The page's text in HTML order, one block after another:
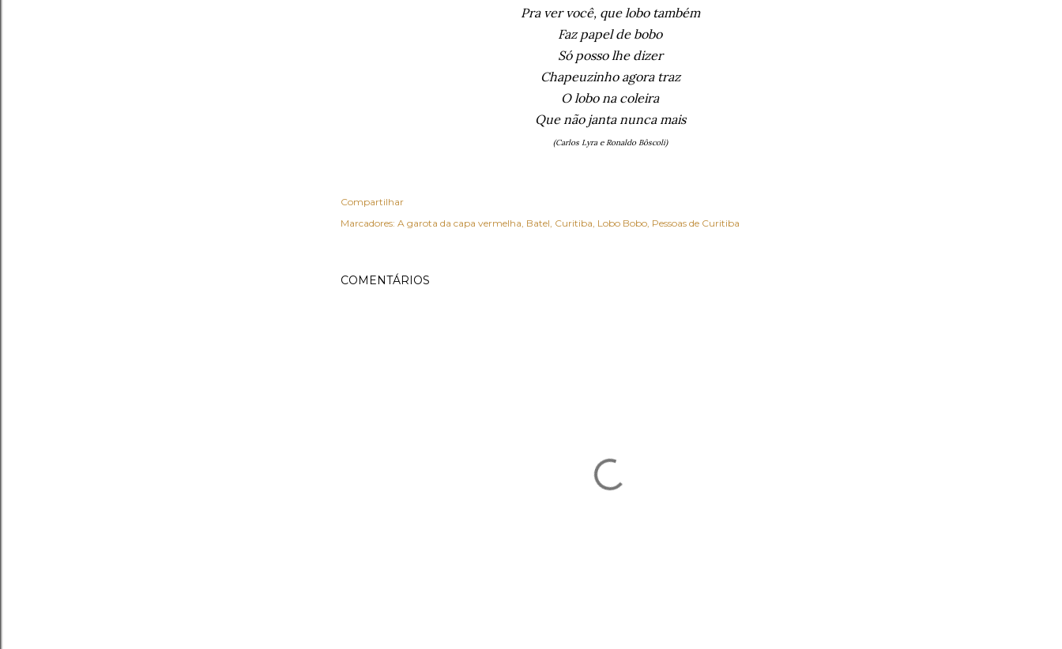
Pra ver você, que lobo também
Faz papel de bobo
Só posso lhe dizer
Chapeuzinho agora traz
O lobo na coleira
Que não janta nunca mais
(Carlos Lyra e Ronaldo Bôscoli)
Compartilhar
Marcadores: A garota da capa vermelha Batel Curitiba Lobo Bobo Pessoas de Curitiba
COMENTÁRIOS